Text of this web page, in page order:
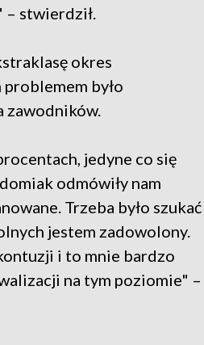
– stwierdził.
okres
było
zawodników.
jedyne co się
odmówiły nam
Trzeba było szukać
jestem zadowolony.
i to mnie bardzo
na tym poziomie" –